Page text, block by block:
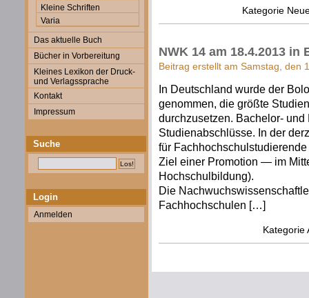
Kleine Schriften
Varia
Das aktuelle Buch
Bücher in Vorbereitung
Kleines Lexikon der Druck-
und Verlagssprache
Kontakt
Impressum
Suche
Login
Anmelden
Kategorie
NWK 14 am 18.4.2013
Beitrag erstellt am Samstag, den
In Deutschland wurde der
genommen, die größte
durchzusetzen. Bachelor-
Studienabschlüsse. In der
für
Ziel einer Promotion — im
Hochschulbildung).
Die
Fachhochschulen […]
Kategorie